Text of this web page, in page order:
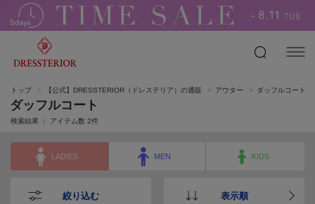
トップ 【公式】DRESSTERIOR（ドレステリア）の通販 アウター ダッフルコート
ダッフルコート
検索結果 ： アイテム数 2件
LADIES MEN KIDS
絞り込む 表示順